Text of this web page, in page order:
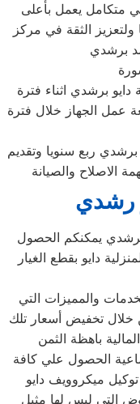
متكامل يعمل بأعلى
الثقة في مركز
دايو برشدي اثناء فترة
عمل الجهاز خلال فترة
برشدي ربع سنويا وتقديم
الاصلاح والصيانة
رشدي
يمكنكم الحصول
دايو بقطع الغيار
والمميزات التي
خلال تخفيض أسعار تلك
الحصول علي كافة
ميكروويف دايو